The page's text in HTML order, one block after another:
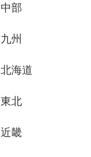
中部
九州
北海道
東北
近畿